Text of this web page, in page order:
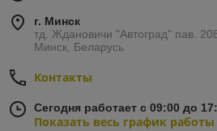
г. Минск
тд. Ждановичи "Автоград" пав.
Минск, Беларусь
Контакты
Сегодня работает с 09:00 до
Показать весь график работы